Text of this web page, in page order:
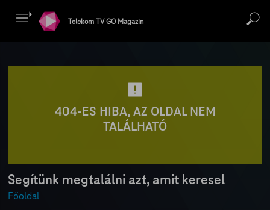
Telekom TV GO Magazin
404-ES HIBA, AZ OLDAL NEM
TALÁLHATÓ
Segítünk megtalálni azt, amit keresel
Főoldal